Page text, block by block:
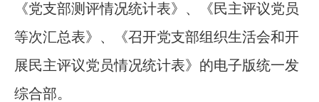
《党支部测评情况统计表》、《民主评议党员
等次汇总表》、《召开党支部组织生活会和开
展民主评议党员情况统计表》的电子版统一发
综合部。